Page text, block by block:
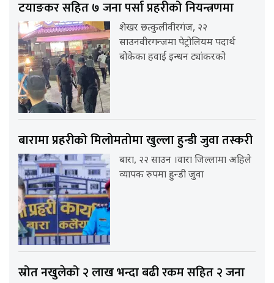
टयाङकर सहित ७ जना पर्सा प्रहरीको नियन्त्रणमा
शेखर छत्कुलीवीरगंज, २२
साउनवीरगन्जमा पेट्रोलियम पदार्थ
बोकेका हवाई इन्धन ट्यांकरको
बारामा प्रहरीको मिलोमतोमा खुल्ला हुन्डी जुवा तस्करी
बारा, २२ साउन ।वारा जिल्लामा अहिले
व्यापक रुपमा हुन्डी जुवा
स्रोत नखुलेको २ लाख भन्दा बढी रकम सहित २ जना